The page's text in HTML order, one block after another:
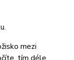
mezi